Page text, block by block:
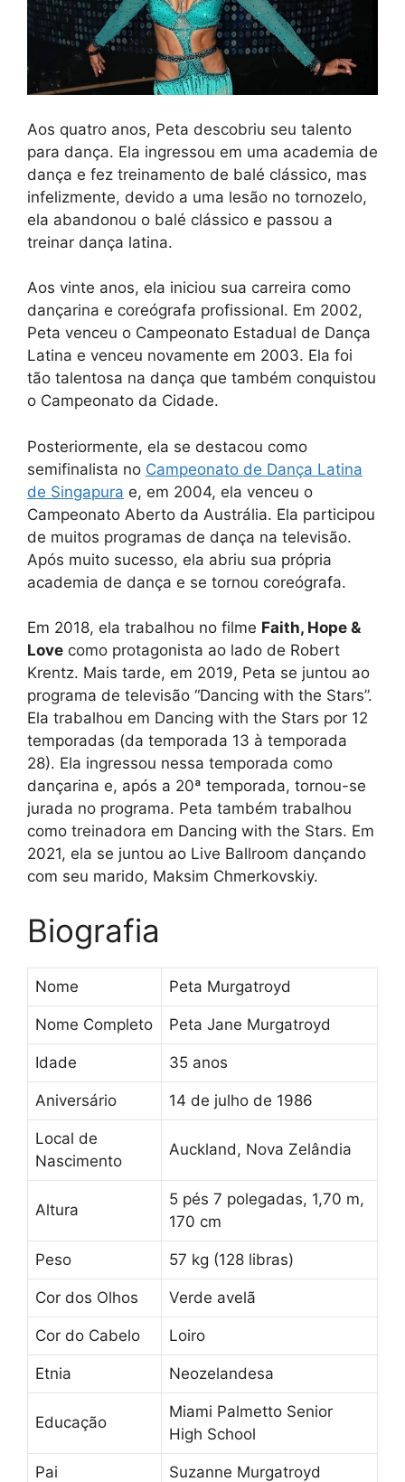
Aos quatro anos, Peta descobriu seu talento
para dança. Ela ingressou em uma academia de
dança e fez treinamento de balé clássico, mas
infelizmente, devido a uma lesão no tornozelo,
ela abandonou o balé clássico e passou a
treinar dança latina.
Aos vinte anos, ela iniciou sua carreira como
dançarina e coreógrafa profissional. Em 2002,
Peta venceu o Campeonato Estadual de Dança
Latina e venceu novamente em 2003. Ela foi
tão talentosa na dança que também conquistou
o Campeonato da Cidade.
Posteriormente, ela se destacou como
semifinalista no Campeonato de Dança Latina
de Singapura e, em 2004, ela venceu o
Campeonato Aberto da Austrália. Ela participou
de muitos programas de dança na televisão.
Após muito sucesso, ela abriu sua própria
academia de dança e se tornou coreógrafa.
Em 2018, ela trabalhou no filme Faith, Hope &
Love como protagonista ao lado de Robert
Krentz. Mais tarde, em 2019, Peta se juntou ao
programa de televisão “Dancing with the Stars”.
Ela trabalhou em Dancing with the Stars por 12
temporadas (da temporada 13 à temporada
28). Ela ingressou nessa temporada como
dançarina e, após a 20ª temporada, tornou-se
jurada no programa. Peta também trabalhou
como treinadora em Dancing with the Stars. Em
2021, ela se juntou ao Live Ballroom dançando
com seu marido, Maksim Chmerkovskiy.
Biografia
Nome Peta Murgatroyd
Nome Completo Peta Jane Murgatroyd
Idade 35 anos
Aniversário 14 de julho de 1986
Local de
Nascimento
Auckland, Nova Zelândia
Altura
5 pés 7 polegadas, 1,70 m,
170 cm
Peso 57 kg (128 libras)
Cor dos Olhos Verde avelã
Cor do Cabelo Loiro
Etnia Neozelandesa
Educação
Miami Palmetto Senior
High School
Pai Suzanne Murgatroyd